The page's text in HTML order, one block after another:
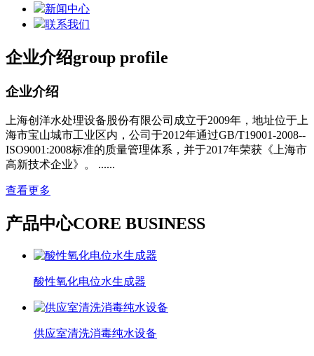
新闻中心
联系我们
企业介绍group profile
企业介绍
上海创洋水处理设备股份有限公司成立于2009年，地址位于上
海市宝山城市工业区内，公司于2012年通过GB/T19001-2008--
ISO9001:2008标准的质量管理体系，并于2017年荣获《上海市
高新技术企业》。 ......
查看更多
产品中心CORE BUSINESS
酸性氧化电位水生成器
供应室清洗消毒纯水设备